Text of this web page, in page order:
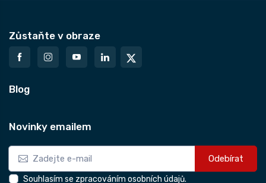
Zůstaňte v obraze
Blog
Novinky emailem
Odebírat
Souhlasím se zpracováním osobních údajů.